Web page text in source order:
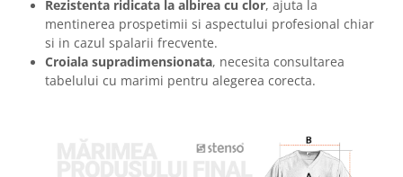
Comunicare si prezentare
Flipchart-uri
Ecrane Interactive
Rezistenta ridicata la albirea cu clor, ajuta la
mentinerea prospetimii si aspectului profesional chiar
si in cazul spalarii frecvente.
Croiala supradimensionata, necesita consultarea
tabelului cu marimi pentru alegerea corecta.